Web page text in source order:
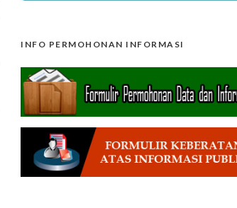
INFO PERMOHONAN INFORMASI